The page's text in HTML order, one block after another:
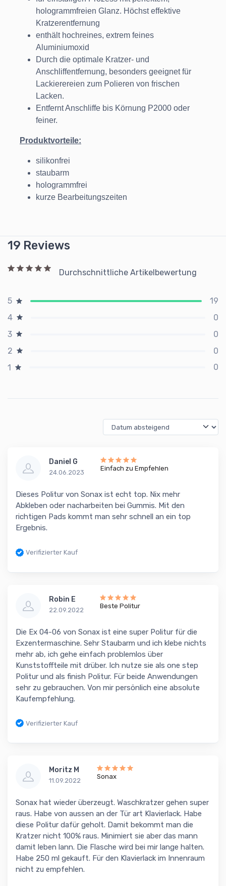
hologrammfreien Glanz. Höchst effektive
Kratzerentfernung
enthält hochreines, extrem feines
Aluminiumoxid
Durch die optimale Kratzer- und
Anschliffentfernung, besonders geeignet für
Lackierereien zum Polieren von frischen
Lacken.
Entfernt Anschliffe bis Körnung P2000 oder
feiner.
Produktvorteile:
silikonfrei
staubarm
hologrammfrei
kurze Bearbeitungszeiten
19 Reviews
Durchschnittliche Artikelbewertung
5
19
4
0
3
0
2
0
1
0
Daniel G
24.06.2023
Einfach zu Empfehlen
Dieses Politur von Sonax ist echt top. Nix mehr
Abkleben oder nacharbeiten bei Gummis. Mit den
richtigen Pads kommt man sehr schnell an ein top
Ergebnis.
Verifizierter Kauf
Robin E
22.09.2022
Beste Politur
Die Ex 04-06 von Sonax ist eine super Politur für die
Exzentermaschine. Sehr Staubarm und ich klebe nichts
mehr ab, ich gehe einfach problemlos über
Kunststoffteile mit drüber. Ich nutze sie als one step
Politur und als finish Politur. Für beide Anwendungen
sehr zu gebrauchen. Von mir persönlich eine absolute
Kaufempfehlung.
Verifizierter Kauf
Moritz M
11.09.2022
Sonax
Sonax hat wieder überzeugt. Waschkratzer gehen super
raus. Habe von aussen an der Tür art Klavierlack. Habe
diese Politur dafür geholt. Damit bekommt man die
Kratzer nicht 100% raus. Minimiert sie aber das mann
damit leben lann. Die Flasche wird bei mir lange halten.
Habe 250 ml gekauft. Für den Klavierlack im Innenraum
nicht zu empfehlen.